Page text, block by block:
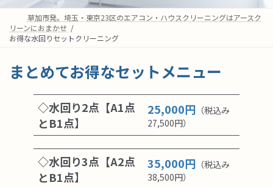
草加市発。埼玉・東京23区のエアコン・ハウスクリーニングはアースク
リーンにおまかせ
お得な水回りセットクリーニング
まとめてお得なセットメニュー
◇水回り2点【A1点
とB1点】
25,000円 （税込み
27,500円）
◇水回り3点【A2点
とB1点】
35,000円 （税込み
38,500円）